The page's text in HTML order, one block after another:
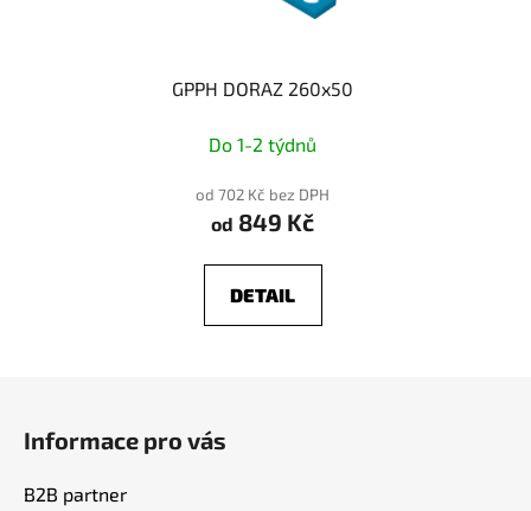
GPPH DORAZ 260x50
Do 1-2 týdnů
od 702 Kč bez DPH
od 849 Kč
DETAIL
Informace pro vás
B2B partner